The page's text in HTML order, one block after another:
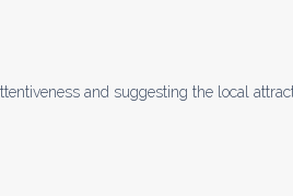
and suggesting the local